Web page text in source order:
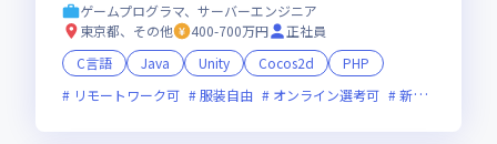
ゲームプログラマ、サーバーエンジニア
東京都、その他
400-700万円
正社員
C言語
Java Unity Cocos2d
PHP
リモートワーク可
服装自由 オンライン選考可 新技術に積極的